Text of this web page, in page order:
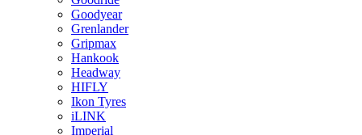
Goodyear
Grenlander
Gripmax
Hankook
Headway
HIFLY
Ikon Tyres
iLINK
Imperial